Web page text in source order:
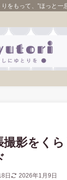
をもって、”ほっと一
撮影をく
日 2026年1月9日